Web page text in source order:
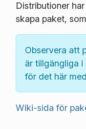
Distributioner
skapa paket,
Observera att
är tillgängliga
för det här
Wiki-sida för